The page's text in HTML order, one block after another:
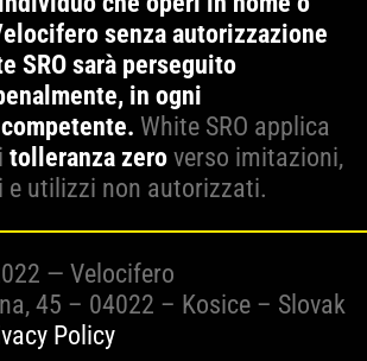
senza autorizzazione
SRO sarà perseguito
in ogni
White SRO applica
tolleranza zero verso imitazioni,
utilizzi non autorizzati.
— Velocifero
45 – 04022 – Kosice – Slovak
Policy